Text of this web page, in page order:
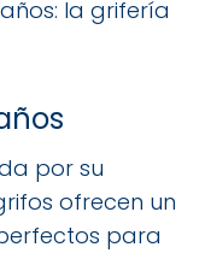
la grifería
por su
ofrecen un
para